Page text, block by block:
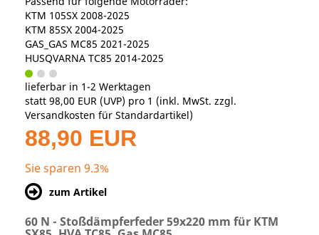
KTM 105SX 2008-2025
KTM 85SX 2004-2025
GAS_GAS MC85 2021-2025
HUSQVARNA TC85 2014-2025
lieferbar in 1-2 Werktagen
statt 98,00 EUR (UVP) pro 1 (inkl. MwSt. zzgl.
Versandkosten für Standardartikel)
88,90 EUR
Sie sparen 9.3%
zum Artikel
60 N - Stoßdämpferfeder 59x220 mm für KTM